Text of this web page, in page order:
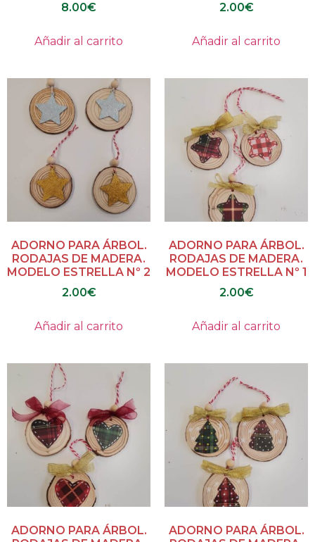
8.00€
Añadir al carrito
2.00€
Añadir al carrito
ADORNO PARA ÁRBOL.
RODAJAS DE MADERA.
MODELO ESTRELLA Nº 2
2.00€
Añadir al carrito
ADORNO PARA ÁRBOL.
RODAJAS DE MADERA.
MODELO ESTRELLA Nº 1
2.00€
Añadir al carrito
ADORNO PARA ÁRBOL.
ADORNO PARA ÁRBOL.